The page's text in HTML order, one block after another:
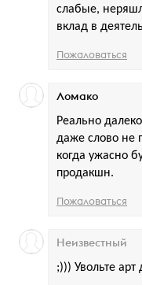
слабые,
вклад в
Пожаловаться
Реально
даже слово не
когда ужасно
продакшн.
Ломако
Пожаловаться
;))) Увольте
Неизвестный